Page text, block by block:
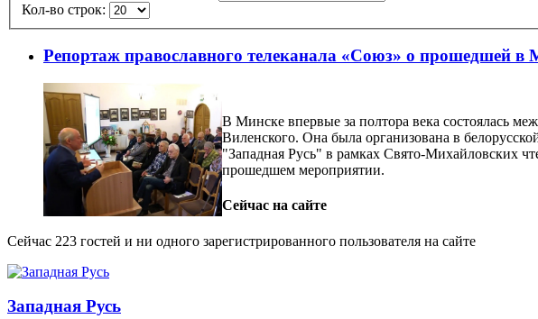
Кол-во строк:
Репортаж православного телеканала «Союз» о прошедшей
В Минске впервые за полтора века состоялась
Виленского. Она была организована в
"Западная Русь" в рамках Свято-Михайловских
прошедшем мероприятии.
Сейчас на сайте
Сейчас 223 гостей и ни одного зарегистрированного пользователя на сайте
Западная Русь